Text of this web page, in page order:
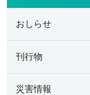
おしらせ
刊行物
災害情報